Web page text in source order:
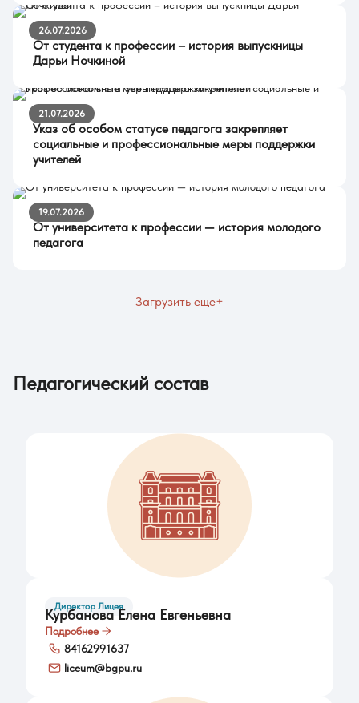
26.07.2026
От студента к профессии – история выпускницы
Дарьи Ночкиной
21.07.2026
Указ об особом статусе педагога закрепляет
социальные и профессиональные меры поддержки
учителей
19.07.2026
От университета к профессии — история молодого
педагога
Загрузить еще+
Педагогический состав
Директор Лицея
Курбанова Елена Евгеньевна
Подробнее
84162991637
liceum@bgpu.ru